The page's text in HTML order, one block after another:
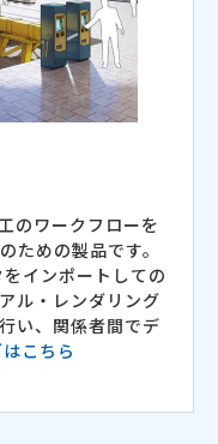
ワークフローを
ための製品です。
インポートしての
ル・レンダリング
い、関係者間でデ
こちら